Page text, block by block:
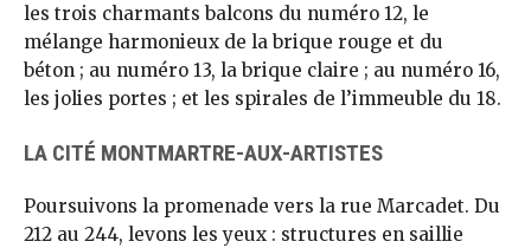
les trois charmants balcons du numéro 12, le
mélange harmonieux de la brique rouge et du
béton ; au numéro 13, la brique claire ; au numéro 16,
les jolies portes ; et les spirales de l’immeuble du 18.
LA CITÉ MONTMARTRE-AUX-ARTISTES
Poursuivons la promenade vers la rue Marcadet. Du
212 au 244, levons les yeux : structures en saillie